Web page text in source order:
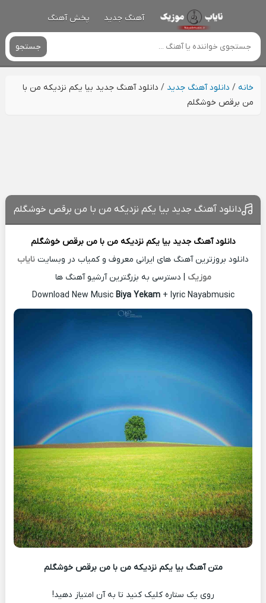
آهنگ جدید پخش آهنگ
جستجو
خانه/ دانلود آهنگ جدید / دانلود آهنگ جدید بیا یکم نزدیکه من با
من برقص خوشگلم
دانلود آهنگ جدید بیا یکم نزدیکه من با من برقص خوشگلم
دانلود آهنگ جدید بیا یکم نزدیکه من با من برقص خوشگلم
دانلود بروزترین آهنگ های ایرانی معروف و کمیاب در وبسایت نایاب
موزیک | دسترسی به بزرگترین آرشیو آهنگ ها
Download New Music Biya Yekam+ lyric Nayabmusic
متن آهنگ بیا یکم نزدیکه من با من برقص خوشگلم
روی یک ستاره کلیک کنید تا به آن امتیاز دهید!